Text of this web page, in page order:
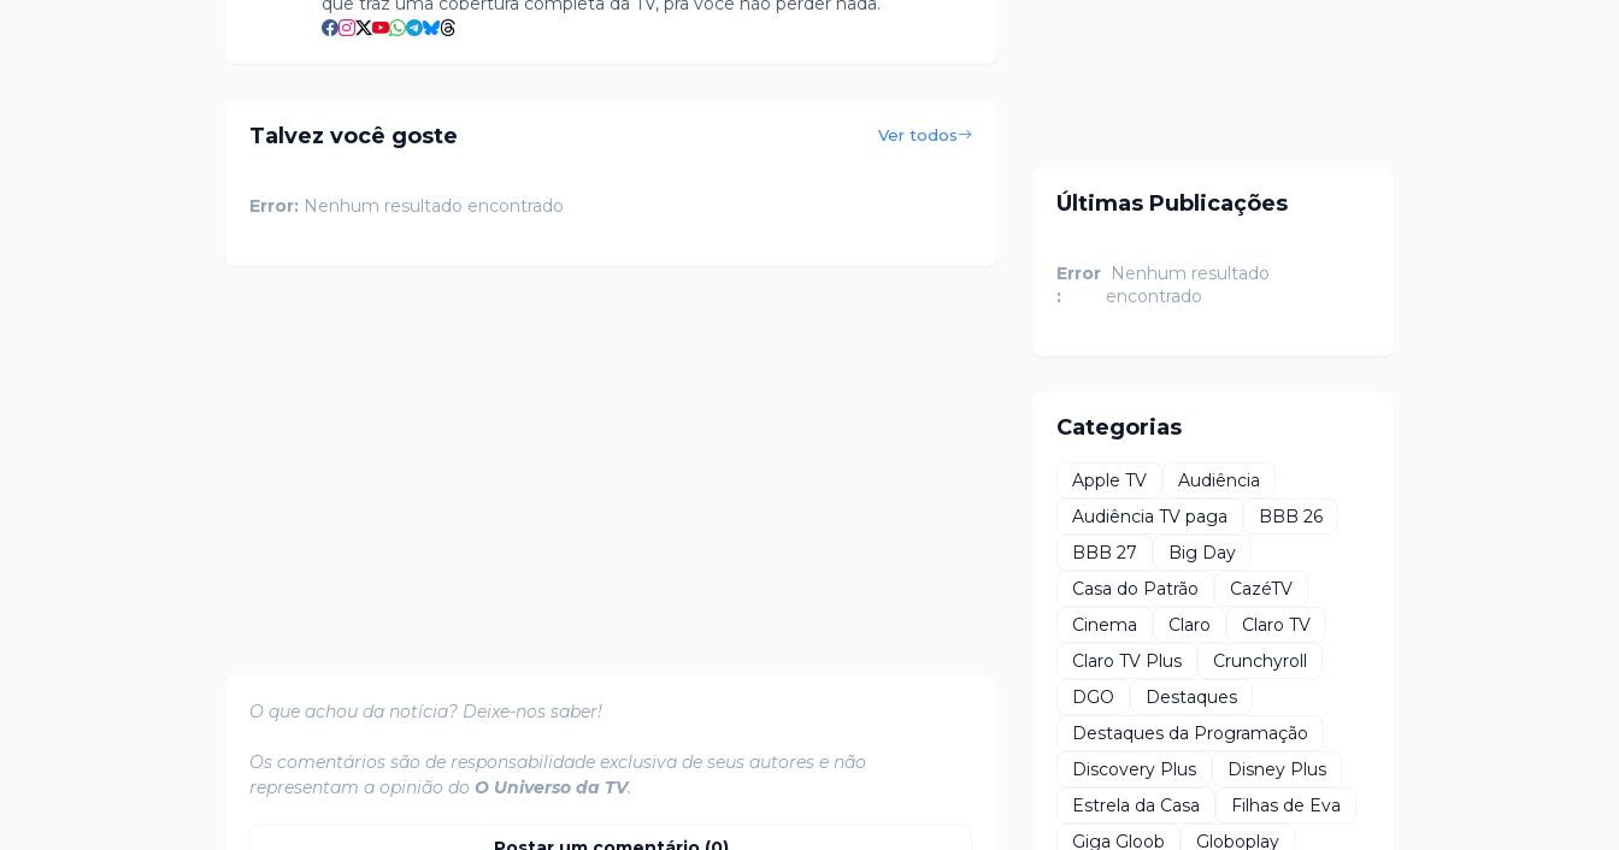
Talvez você goste Ver todos
Error: Nenhum resultado encontrado
O que achou da notícia? Deixe-nos saber!
Os comentários são de responsabilidade exclusiva de seus autores e não
representam a opinião do O Universo da TV.
Últimas Publicações
Error
:
Nenhum resultado
encontrado
Categorias
Apple TV
Audiência
Audiência TV paga
BBB 26
BBB 27
Big Day
Casa do Patrão
CazéTV
Cinema
Claro
Claro TV
Claro TV Plus
Crunchyroll
DGO
Destaques
Destaques da Programação
Discovery Plus
Disney Plus
Estrela da Casa
Filhas de Eva
Giga Gloob
Globoplay